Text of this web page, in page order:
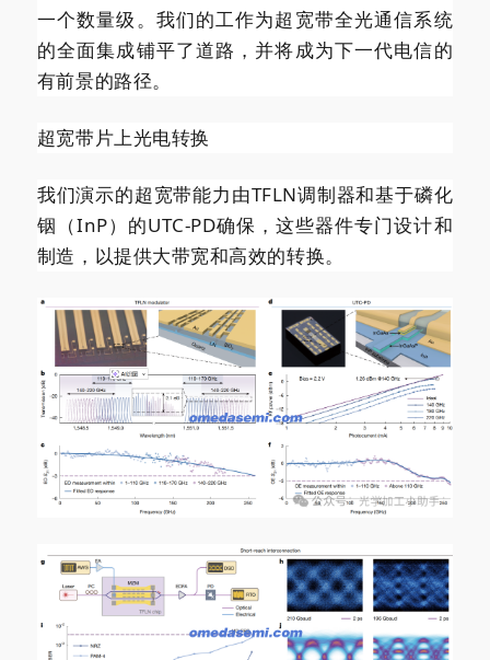
一个数量级。我们的工作为超宽带全光通信系统
的全面集成铺平了道路，并将成为下一代电信的
有前景的路径。
超宽带片上光电转换
我们演示的超宽带能力由TFLN调制器和基于磷化
铟（InP）的UTC-PD确保，这些器件专门设计和
制造，以提供大带宽和高效的转换。